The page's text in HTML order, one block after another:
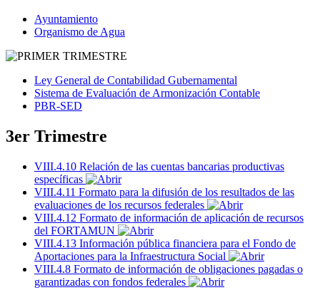
Ayuntamiento
Organismo de Agua
Ley General de Contabilidad Gubernamental
Sistema de Evaluación de Armonización Contable
PBR-SED
3er Trimestre
VIII.4.10 Relación de las cuentas bancarias productivas
específicas
VIII.4.11 Formato para la difusión de los resultados de las
evaluaciones de los recursos federales
VIII.4.12 Formato de información de aplicación de recursos
del FORTAMUN
VIII.4.13 Información pública financiera para el Fondo de
Aportaciones para la Infraestructura Social
VIII.4.8 Formato de información de obligaciones pagadas o
garantizadas con fondos federales